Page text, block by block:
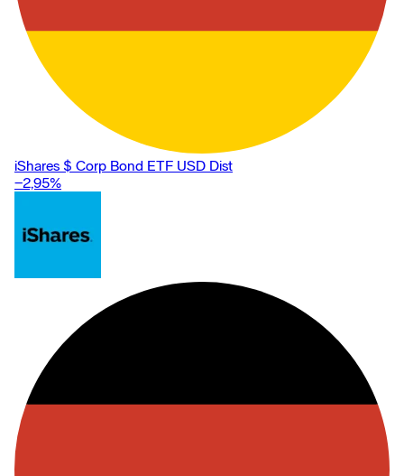
iShares $ Corp Bond ETF USD Dist
−2,95%